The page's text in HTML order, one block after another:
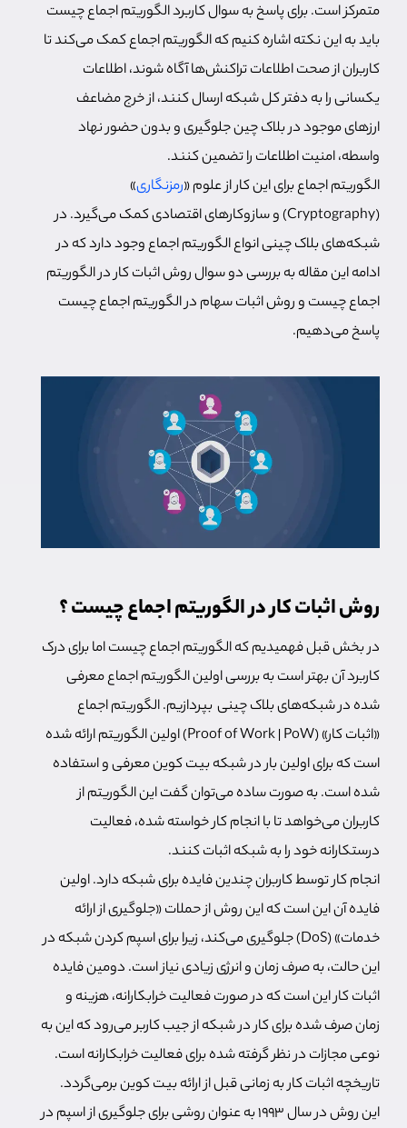
متمرکز است. برای پاسخ به سوال کاربرد الگوریتم اجماع چیست
باید به این نکته اشاره کنیم که الگوریتم اجماع کمک می‌کند تا
کاربران از صحت اطلاعات تراکنش‌ها آگاه شوند، اطلاعات
یکسانی را به دفتر کل شبکه ارسال کنند، از خرج مضاعف
ارزهای موجود در بلاک چین جلوگیری و بدون حضور نهاد
واسطه، امنیت اطلاعات را تضمین کنند.
الگوریتم اجماع برای این کار از علوم «رمزنگاری»
(Cryptography) و سازوکارهای اقتصادی کمک می‌گیرد. در
شبکه‌های بلاک چینی انواع الگوریتم اجماع وجود دارد که در
ادامه این مقاله به بررسی دو سوال روش اثبات کار در الگوریتم
اجماع چیست و روش اثبات سهام در الگوریتم اجماع چیست
پاسخ می‌دهیم.
روش اثبات کار در الگوریتم اجماع چیست ؟
در بخش قبل فهمیدیم که الگوریتم اجماع چیست اما برای درک
کاربرد آن بهتر است به بررسی اولین الگوریتم اجماع معرفی
شده در شبکه‌های بلاک چینی بپردازیم. الگوریتم اجماع
«اثبات کار» (Proof of Work | PoW) اولین الگوریتم ارائه شده
است که برای اولین بار در شبکه بیت کوین معرفی و استفاده
شده است. به صورت ساده می‌توان گفت این الگوریتم از
کاربران می‌خواهد تا با انجام کار خواسته شده، فعالیت
درستکارانه خود را به شبکه اثبات کنند.
انجام کار توسط کاربران چندین فایده برای شبکه دارد. اولین
فایده آن این است که این روش از حملات «جلوگیری از ارائه
خدمات» (DoS) جلوگیری می‌کند، زیرا برای اسپم کردن شبکه در
این حالت، به صرف زمان و انرژی زیادی نیاز است. دومین فایده
اثبات کار این است که در صورت فعالیت خرابکارانه، هزینه و
زمان صرف شده برای کار در شبکه از جیب کاربر می‌رود که این به
نوعی مجازات در نظر گرفته شده برای فعالیت خرابکارانه است.
تاریخچه اثبات کار به زمانی قبل از ارائه بیت کوین برمی‌گردد.
این روش در سال 1993 به عنوان روشی برای جلوگیری از اسپم در